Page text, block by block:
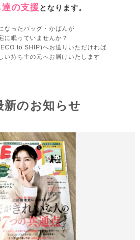
の支援 となります。
なったバッグ・かばんが
に眠っていませんか？
to SHIP)へお送りいただければ
い持ち主の元へお届けいたします
新のお知らせ